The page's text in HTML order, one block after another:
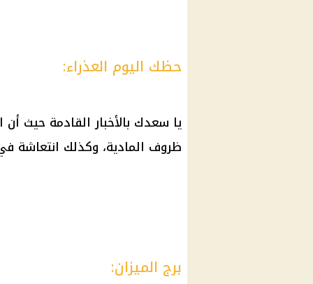
حظك اليوم العذراء:
يا سعدك بالأخبار القادمة حيث
ظروف المادية، وكذلك انتعاشة
برج الميزان: